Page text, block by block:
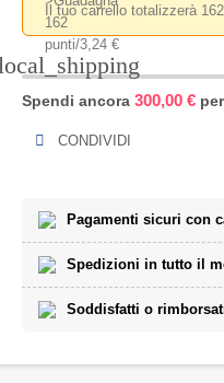
Il tuo carrello totalizzerà
Spendi ancora 300,00 €per
CONDIVIDI
Pagamenti sicuri con
Spedizioni in tutto il
Soddisfatti o